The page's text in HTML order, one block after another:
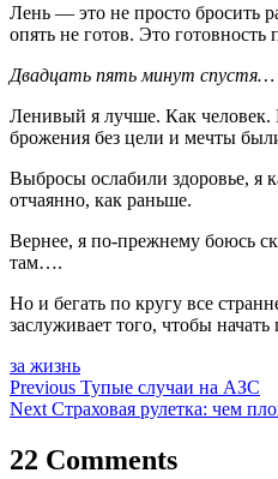
Лень — это не просто бросить
опять не готов. Это
Двадцать пять минут спустя…
Ленивый я лучше. Как человек.
брожения без цели и мечты
Выбросы ослабили здоровье, я
отчаянно, как раньше.
Вернее, я по-прежнему боюсь
там….
Но и бегать по кругу все
заслуживает того, чтобы начать
за жизнь
Навигация
по
записям
Previous Тупые случаи на АЗС
Next Страховая рулетка: чем
22 Comments